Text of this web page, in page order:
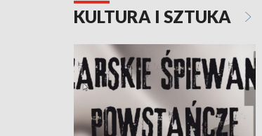
KULTURA I SZTUKA